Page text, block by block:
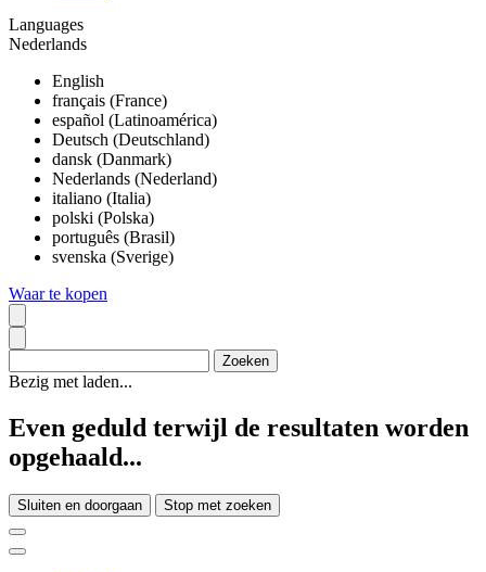
Languages
Nederlands
English
français (France)
español (Latinoamérica)
Deutsch (Deutschland)
dansk (Danmark)
Nederlands (Nederland)
italiano (Italia)
polski (Polska)
português (Brasil)
svenska (Sverige)
Waar te kopen
Bezig met laden...
Even geduld terwijl de resultaten worden
opgehaald...
Sluiten en doorgaan Stop met zoeken